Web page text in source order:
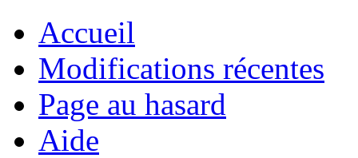
Accueil
Modifications récentes
Page au hasard
Aide